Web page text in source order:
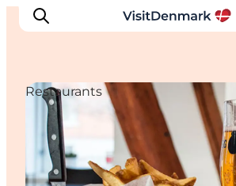
Inspiration
Regionen
Erlebnisse
Restaurants